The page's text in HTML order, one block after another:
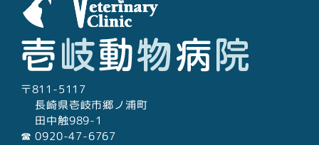
〒811-5117
長崎県壱岐市郷ノ浦町
田中触989-1
☎︎ 0920-47-6767